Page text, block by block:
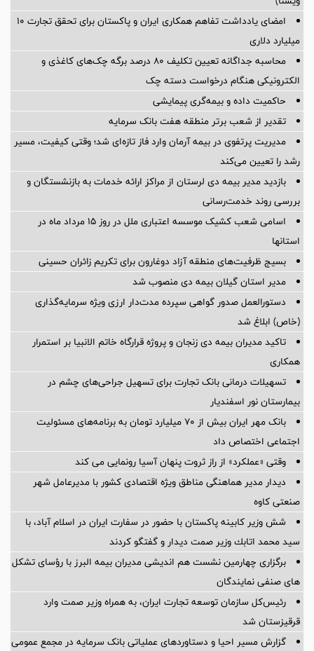
امضای یادداشت تفاهم همکاری ایران و پاکستان برای تحقق تجارت ۱۰
میلیارد دلاری
محاسبه جداگانه تعیین تکلیف 80 درصد برگه چک‌های کاغذی و
الکترونیکی هنگام درخواست دسته چک
حاکمیت داده و بیمه‌گری پیمایشی
تقدیر از شعب برتر منطقه هفت بانک سرمایه
مدیریت پرتفوی در بیمه آرمان وارد فاز تازه‌ای شد؛ وقتی کیفیت، مسیر
رشد را تعیین می‌کند
بازدید مدیر بیمه دی لرستان از مراکز ارائه خدمات به بازنشستگان و
بررسی روند خدمت‌رسانی
اسامی شعب کشیک موسسه اعتباری ملل در روز 15 مرداد ماه در
استانها
بسیج ظرفیت‌های منطقه آزاد دوغارون برای تکریم زائران حسینی
مدیر استان گیلان بیمه دی منصوب شد
دستورالعمل صدور گواهی سپرده مدت‌دار ارزی ویژه سرمایه‌گذاری
(خاص) ابلاغ شد
تاکید مدیران بیمه دی زنجان و پروژه قرارگاه خاتم الانبیا بر استمرار
همکاری
تسهیلات درمانی بانک تجارت برای تسهیل جراحی‌های چشم در
بیمارستان نور اسفندیار
بانک مهر ایران بیش از ۷۰ میلیارد تومان به برنامه‌های مسئولیت
اجتماعی اختصاص داد
وقتی «عملکرد» از راز ثروت پنهان آسیا رونمایی می کند
دیدار مدیر هماهنگی مناطق ویژه اقتصادی کشور با مدیرعامل شهر
صنعتی کاوه
شش وزیر کابینه پاکستان با حضور در سفارت ایران در اسلام آباد، با
سيد محمد اتابك وزير صمت ديدار و گفتگو كردند
برگزاری چهارمین نشست هم اندیشی مدیران بیمه البرز با رؤسای تشکل
های صنفی نمایندگان
رئیس‌کل سازمان توسعه تجارت ایران، به همراه وزیر صمت وارد
قرقیزستان شد
گزارش مسیر احیا و دستاوردهای عملیاتی بانک سرمایه در مجمع عمومی